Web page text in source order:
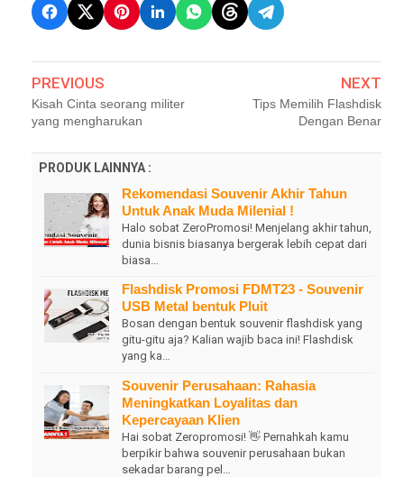
PREVIOUS
Kisah Cinta seorang militer
yang mengharukan
NEXT
Tips Memilih Flashdisk
Dengan Benar
PRODUK LAINNYA :
Rekomendasi Souvenir Akhir Tahun
Untuk Anak Muda Milenial !
Halo sobat ZeroPromosi! Menjelang akhir tahun,
dunia bisnis biasanya bergerak lebih cepat dari
biasa…
Flashdisk Promosi FDMT23 - Souvenir
USB Metal bentuk Pluit
Bosan dengan bentuk souvenir flashdisk yang
gitu-gitu aja? Kalian wajib baca ini! Flashdisk
yang ka…
Souvenir Perusahaan: Rahasia
Meningkatkan Loyalitas dan
Kepercayaan Klien
Hai sobat Zeropromosi! 👋 Pernahkah kamu
berpikir bahwa souvenir perusahaan bukan
sekadar barang pel…